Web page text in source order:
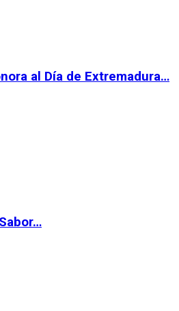
al Día de Extremadura…